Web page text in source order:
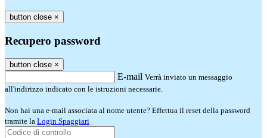
button close ×
Recupero password
button close ×
E-mail Verrà inviato un messaggio
all'indirizzo indicato con le istruzioni necessarie.
Non hai una e-mail associata al nome utente? Effettua il reset della password
tramite la Login Spaggiari